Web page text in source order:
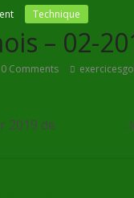
Technique
– 02-
0 Comments
2019 de :